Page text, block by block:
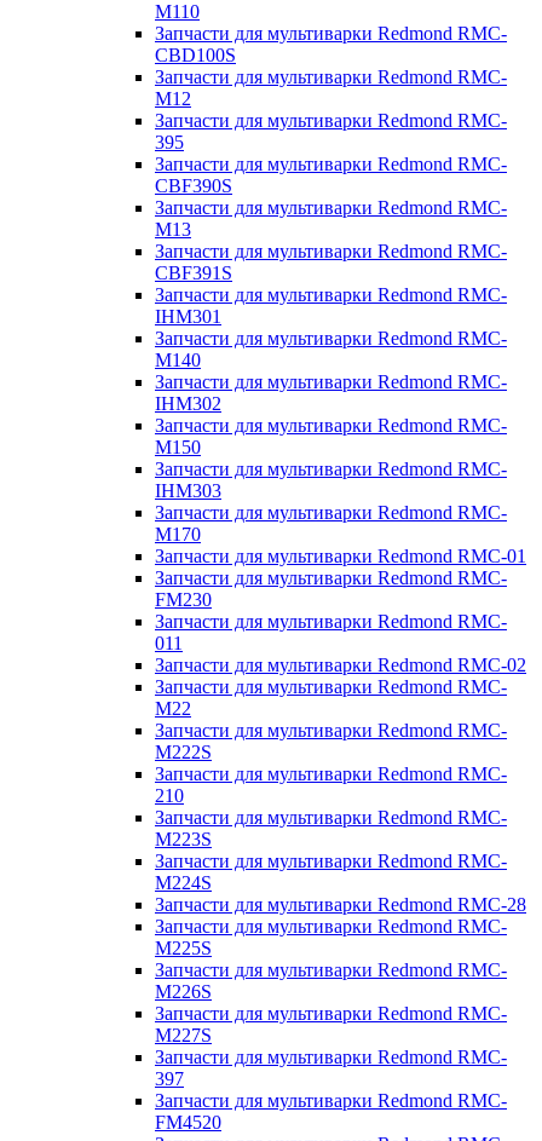
M110
Запчасти для мультиварки Redmond RMC-
CBD100S
Запчасти для мультиварки Redmond RMC-
M12
Запчасти для мультиварки Redmond RMC-
395
Запчасти для мультиварки Redmond RMC-
CBF390S
Запчасти для мультиварки Redmond RMC-
M13
Запчасти для мультиварки Redmond RMC-
CBF391S
Запчасти для мультиварки Redmond RMC-
IHM301
Запчасти для мультиварки Redmond RMC-
M140
Запчасти для мультиварки Redmond RMC-
IHM302
Запчасти для мультиварки Redmond RMC-
M150
Запчасти для мультиварки Redmond RMC-
IHM303
Запчасти для мультиварки Redmond RMC-
M170
Запчасти для мультиварки Redmond RMC-01
Запчасти для мультиварки Redmond RMC-
FM230
Запчасти для мультиварки Redmond RMC-
011
Запчасти для мультиварки Redmond RMC-02
Запчасти для мультиварки Redmond RMC-
M22
Запчасти для мультиварки Redmond RMC-
M222S
Запчасти для мультиварки Redmond RMC-
210
Запчасти для мультиварки Redmond RMC-
M223S
Запчасти для мультиварки Redmond RMC-
M224S
Запчасти для мультиварки Redmond RMC-28
Запчасти для мультиварки Redmond RMC-
M225S
Запчасти для мультиварки Redmond RMC-
M226S
Запчасти для мультиварки Redmond RMC-
M227S
Запчасти для мультиварки Redmond RMC-
397
Запчасти для мультиварки Redmond RMC-
FM4520